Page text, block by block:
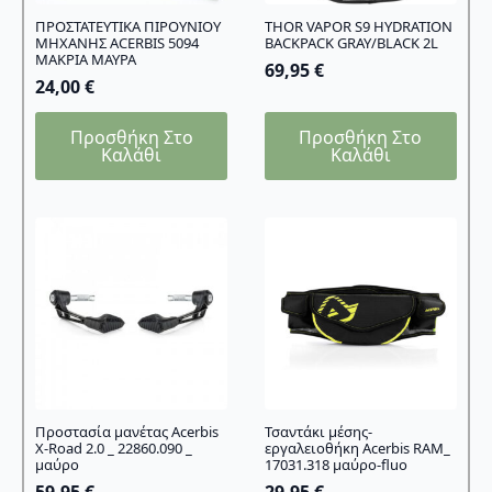
ΠΡΟΣΤΑΤΕΥΤΙΚΑ ΠΙΡΟΥΝΙΟΥ
ΜΗΧΑΝΗΣ ACERBIS 5094
ΜΑΚΡΙΑ ΜΑΥΡΑ
24,00€
Προσθήκη Στο
Καλάθι
THOR VAPOR S9 HYDRATION
BACKPACK GRAY/BLACK 2L
69,95€
Προσθήκη Στο
Καλάθι
Προστασία μανέτας Acerbis
Χ-Road 2.0 _ 22860.090 _
μαύρο
Τσαντάκι μέσης-
εργαλειοθήκη Acerbis RAM_
17031.318 μαύρο-fluo